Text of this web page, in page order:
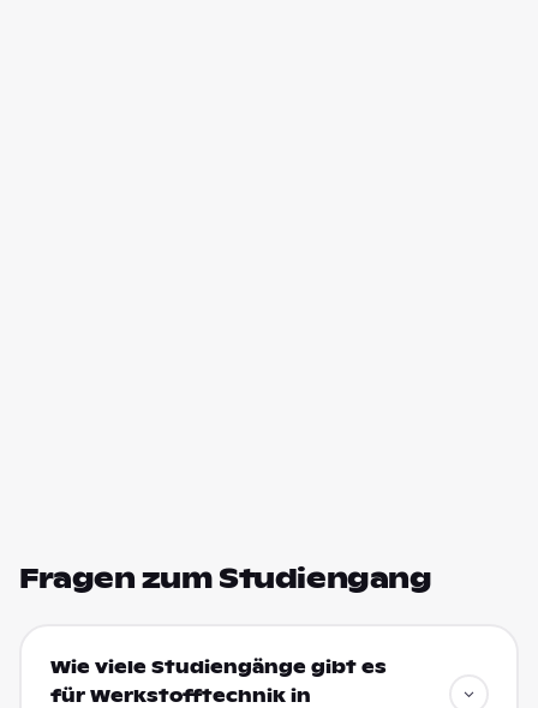
Fragen zum Studiengang
Wie viele Studiengänge gibt es
für Werkstofftechnik in